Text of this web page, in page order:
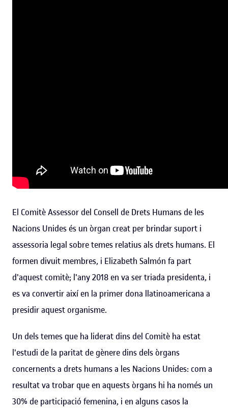
El Comitè Assessor del Consell de Drets Humans de les
Nacions Unides és un òrgan creat per brindar suport i
assessoria legal sobre temes relatius als drets humans. El
formen divuit membres, i Elizabeth Salmón fa part
d'aquest comitè; l'any 2018 en va ser triada presidenta, i
es va convertir així en la primer dona llatinoamericana a
presidir aquest organisme.
Un dels temes que ha liderat dins del Comitè ha estat
l'estudi de la paritat de gènere dins dels òrgans
concernents a drets humans a les Nacions Unides: com a
resultat va trobar que en aquests òrgans hi ha només un
30% de participació femenina, i en alguns casos la